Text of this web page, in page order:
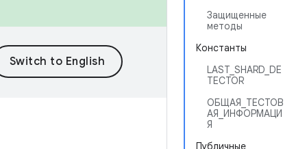
Защищенные
методы
Константы
LAST_SHARD_DE
TECTOR
ОБЩАЯ_ТЕСТОВ
АЯ_ИНФОРМАЦИ
Я
Публичные